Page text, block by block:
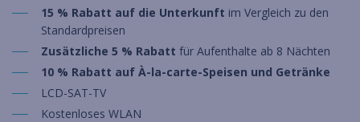
15 % Rabatt auf die Unterkunft im Vergleich zu den
Standardpreisen
Zusätzliche 5 % Rabatt für Aufenthalte ab 8 Nächten
10 % Rabatt auf À-la-carte-Speisen und Getränke
LCD-SAT-TV
Kostenloses WLAN